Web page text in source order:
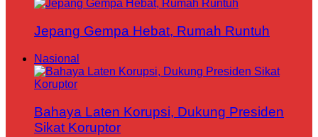
Jepang Gempa Hebat, Rumah Runtuh
Nasional
Bahaya Laten Korupsi, Dukung Presiden
Sikat Koruptor